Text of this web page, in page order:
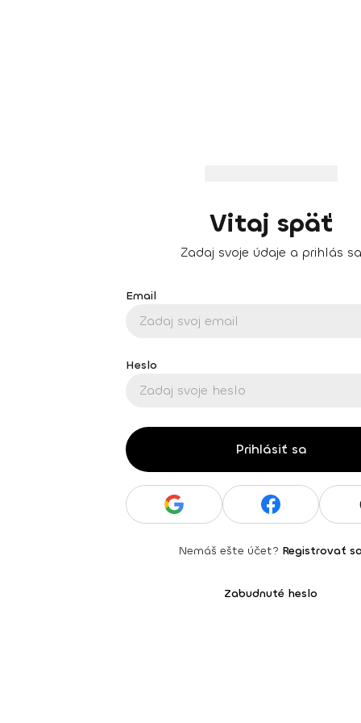
Vitaj späť
Zadaj svoje údaje a prihlás sa
Email
Heslo
Prihlásiť sa
Nemáš ešte účet? Registrovať
Zabudnuté heslo